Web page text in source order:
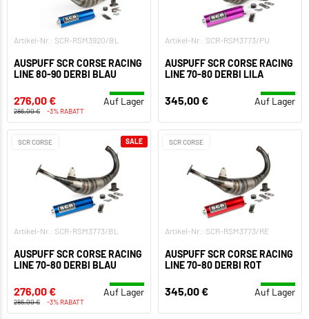
Artikel-Nr.: SCR-RSM3920/BL
AUSPUFF SCR CORSE RACING
LINE 80-90 DERBI BLAU
276,00 € Auf Lager
286,00 € -3% RABATT
Artikel-Nr.: SCR-RSM3773/PU
AUSPUFF SCR CORSE RACING
LINE 70-80 DERBI LILA
345,00 € Auf Lager
SCR CORSE
Artikel-Nr.: SCR-RSM3773/BL
AUSPUFF SCR CORSE RACING
LINE 70-80 DERBI BLAU
276,00 € Auf Lager
286,00 € -3% RABATT
SALE SCR CORSE
Artikel-Nr.: SCR-RSM3773/RE
AUSPUFF SCR CORSE RACING
LINE 70-80 DERBI ROT
345,00 € Auf Lager